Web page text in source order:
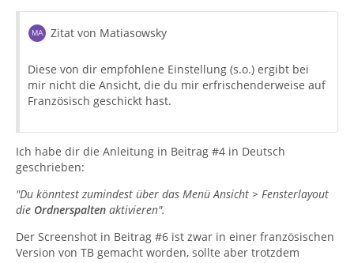
Zitat von Matiasowsky
Diese von dir empfohlene Einstellung (s.o.) ergibt bei
mir nicht die Ansicht, die du mir erfrischenderweise auf
Französisch geschickt hast.
Ich habe dir die Anleitung in Beitrag #4 in Deutsch
geschrieben:
"Du könntest zumindest über das Menü Ansicht > Fensterlayout
die Ordnerspalten aktivieren".
Der Screenshot in Beitrag #6 ist zwar in einer französischen
Version von TB gemacht worden, sollte aber trotzdem